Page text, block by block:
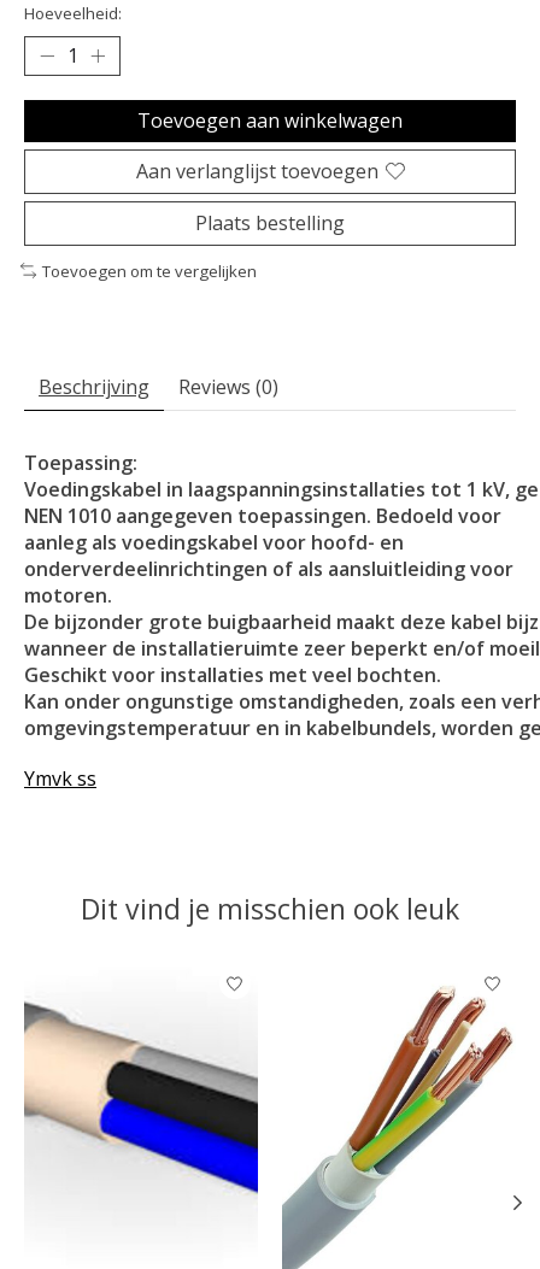
Hoeveelheid:
Toevoegen aan winkelwagen
Aan verlanglijst toevoegen
Plaats bestelling
Toevoegen om te vergelijken
Beschrijving Reviews (0)
Toepassing:
Voedingskabel in laagspanningsinstallaties tot 1 kV,
NEN 1010 aangegeven toepassingen. Bedoeld voor
aanleg als voedingskabel voor hoofd- en
onderverdeelinrichtingen of als aansluitleiding voor
motoren.
De bijzonder grote buigbaarheid maakt deze kabel
wanneer de installatieruimte zeer beperkt en/of
Geschikt voor installaties met veel bochten.
Kan onder ongunstige omstandigheden, zoals een
omgevingstemperatuur en in kabelbundels, worden
Ymvk ss
Dit vind je misschien ook leuk
Items van productcarrousel